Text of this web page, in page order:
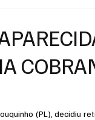
(PL), decidiu